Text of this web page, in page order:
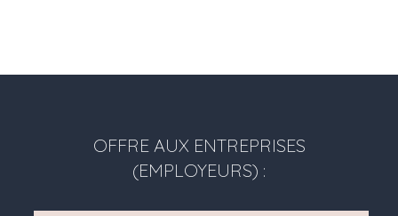
OFFRE AUX ENTREPRISES
(EMPLOYEURS) :